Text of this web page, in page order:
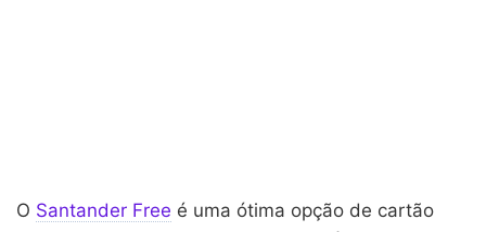
O Santander Free é uma ótima opção de cartão